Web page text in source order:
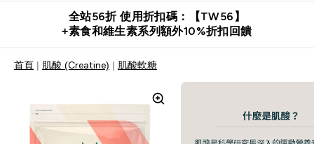
全站56折 使用折扣碼：【TW56】
+素食和維生素系列額外10%折扣回饋
首頁 肌酸 (Creatine) 肌酸軟糖